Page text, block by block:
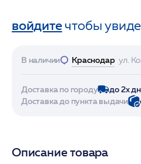
войдитечтобы
В наличии Краснодар ул.
Доставка по городу
до 2х
Доставка до пункта выдачи
Описание товара